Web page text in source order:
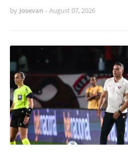
by Josevan - August 07, 2026